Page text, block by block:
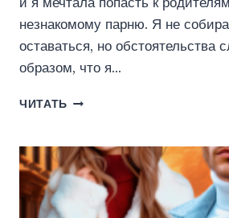
незнакомому парню. Я не
оставаться, но обстоятельства
образом, что я…
ЧИТАТЬ МАШЕНЬКА
ГОД
(ЭЙРЕНА
КРОКУС)